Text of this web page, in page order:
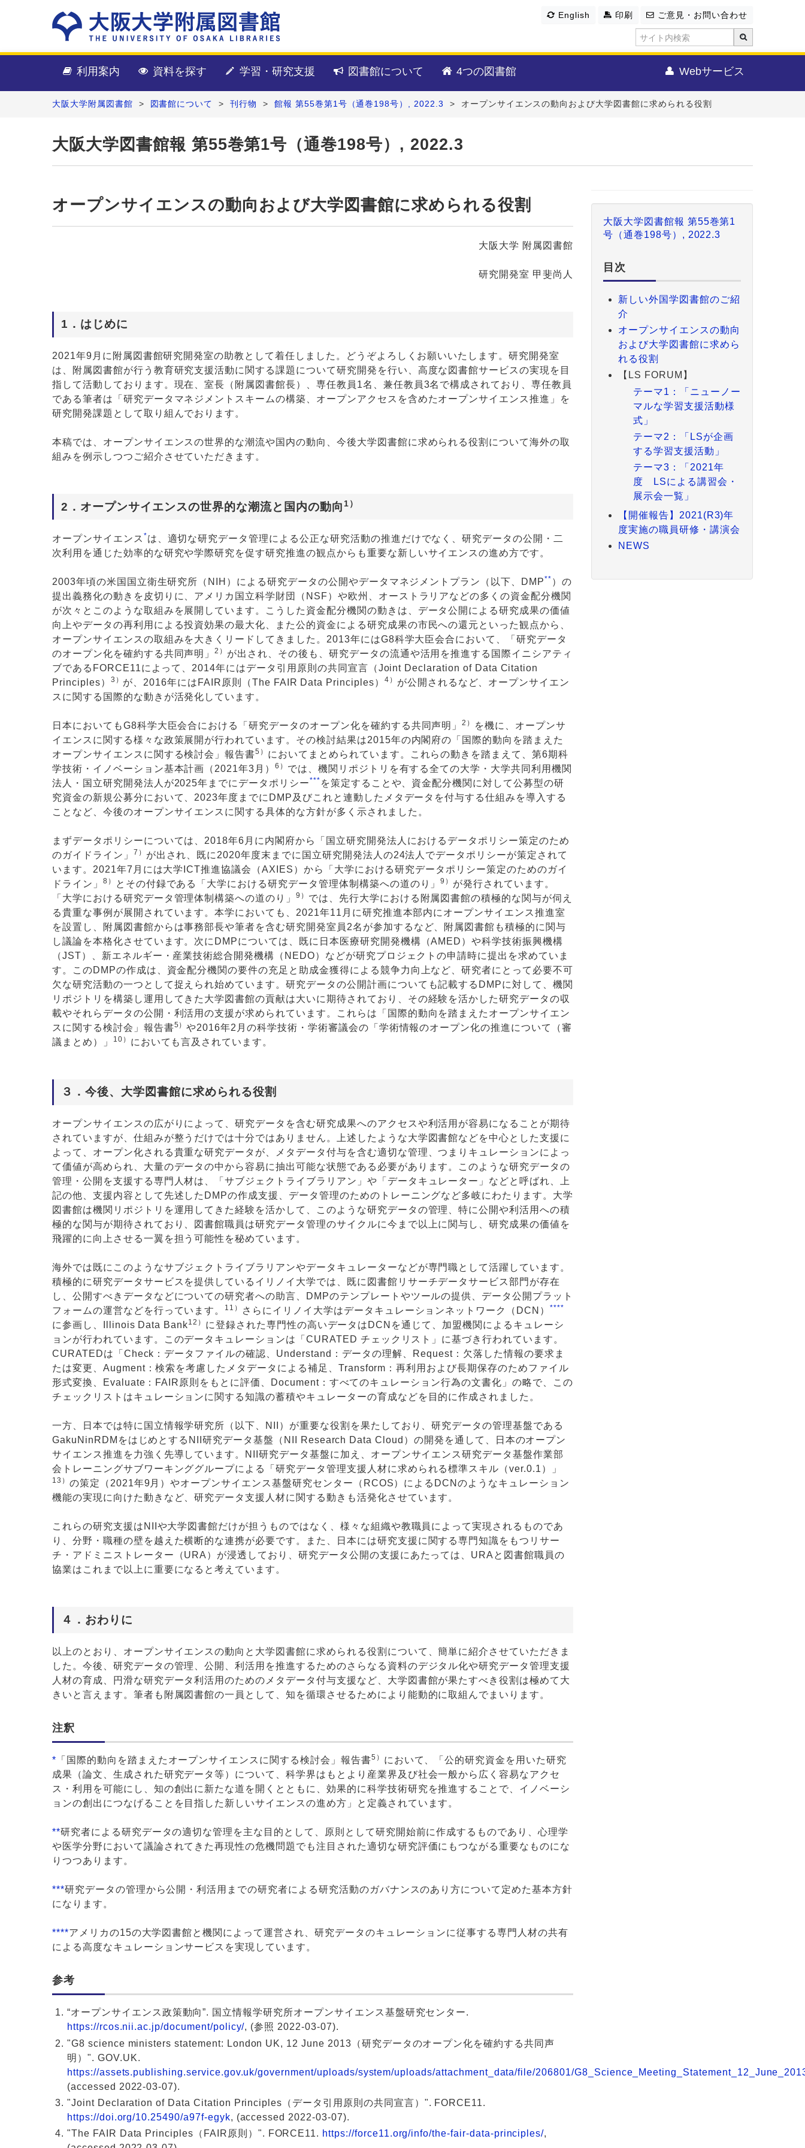
English 印刷 ご意見・お問い合わせ
利用案内 資料を探す 学習・研究支援 図書館について 4つの図書館 Webサービス
大阪大学附属図書館 > 図書館について > 刊行物 > 館報 第55巻第1号（通巻198号）, 2022.3 > オープンサイエンスの動向および大学図書館に求められる役割
大阪大学図書館報 第55巻第1号（通巻198号）, 2022.3
オープンサイエンスの動向および大学図書館に求められる役割
大阪大学 附属図書館
研究開発室 甲斐尚人
1．はじめに
2021年9月に附属図書館研究開発室の助教として着任しました。どうぞよろしくお願いいたします。研究開発室
は、附属図書館が行う教育研究支援活動に関する課題について研究開発を行い、高度な図書館サービスの実現を目
指して活動しております。現在、室長（附属図書館長）、専任教員1名、兼任教員3名で構成されており、専任教員
である筆者は「研究データマネジメントスキームの構築、オープンアクセスを含めたオープンサイエンス推進」を
研究開発課題として取り組んでおります。
本稿では、オープンサイエンスの世界的な潮流や国内の動向、今後大学図書館に求められる役割について海外の取
組みを例示しつつご紹介させていただきます。
2．オープンサイエンスの世界的な潮流と国内の動向 1）
オープンサイエンス *は、適切な研究データ管理による公正な研究活動の推進だけでなく、研究データの公開・二
次利用を通じた効率的な研究や学際研究を促す研究推進の観点からも重要な新しいサイエンスの進め方です。
2003年頃の米国国立衛生研究所（NIH）による研究データの公開やデータマネジメントプラン（以下、DMP** ）の
提出義務化の動きを皮切りに、アメリカ国立科学財団（NSF）や欧州、オーストラリアなどの多くの資金配分機関
が次々とこのような取組みを展開しています。こうした資金配分機関の動きは、データ公開による研究成果の価値
向上やデータの再利用による投資効果の最大化、また公的資金による研究成果の市民への還元といった観点から、
オープンサイエンスの取組みを大きくリードしてきました。2013年にはG8科学⼤⾂会合において、「研究データ
のオープン化を確約する共同声明」2） が出され、その後も、研究データの流通や活用を推進する国際イニシアティ
ブであるFORCE11によって、2014年にはデータ引用原則の共同宣言（Joint Declaration of Data Citation
Principles）
3） が、2016年にはFAIR原則（The FAIR Data Principles） 4） が公開されるなど、オープンサイエン
スに関する国際的な動きが活発化しています。
日本においてもG8科学⼤⾂会合における「研究データのオープン化を確約する共同声明」2）
を機に、オープンサ
イエンスに関する様々な政策展開が行われています。その検討結果は2015年の内閣府の「国際的動向を踏まえた
オープンサイエンスに関する検討会」報告書5） においてまとめられています。これらの動きを踏まえて、第6期科
学技術・イノベーション基本計画（2021年3月）6） では、機関リポジトリを有する全ての⼤学・⼤学共同利⽤機関
法⼈・国⽴研究開発法⼈が2025年までにデータポリシー*** を策定することや、資金配分機関に対して公募型の研
究資金の新規公募分において、2023年度までにDMP及びこれと連動したメタデータを付与する仕組みを導⼊する
ことなど、今後のオープンサイエンスに関する具体的な方針が多く示されました。
まずデータポリシーについては、2018年6月に内閣府から「国立研究開発法人におけるデータポリシー策定のため
のガイドライン」
7） が出され、既に2020年度末までに国立研究開発法人の24法人でデータポリシーが策定されて
います。2021年7月には大学ICT推進協議会（AXIES）から「大学における研究データポリシー策定のためのガイ
ドライン」
8） とその付録である「大学における研究データ管理体制構築への道のり」9） が発行されています。
「大学における研究データ管理体制構築への道のり」9） では、先行大学における附属図書館の積極的な関与が伺え
る貴重な事例が展開されています。本学においても、2021年11月に研究推進本部内にオープンサイエンス推進室
を設置し、附属図書館からは事務部長や筆者を含む研究開発室員2名が参加するなど、附属図書館も積極的に関与
し議論を本格化させています。次にDMPについては、既に日本医療研究開発機構（AMED）や科学技術振興機構
（JST）、新エネルギー・産業技術総合開発機構（NEDO）などが研究プロジェクトの申請時に提出を求めていま
す。このDMPの作成は、資金配分機関の要件の充足と助成金獲得による競争力向上など、研究者にとって必要不可
欠な研究活動の一つとして捉えられ始めています。研究データの公開計画についても記載するDMPに対して、機関
リポジトリを構築し運用してきた大学図書館の貢献は大いに期待されており、その経験を活かした研究データの収
載やそれらデータの公開・利活用の支援が求められています。これらは「国際的動向を踏まえたオープンサイエン
スに関する検討会」報告書5） や2016年2月の科学技術・学術審議会の「学術情報のオープン化の推進について（審
議まとめ）」
10） においても言及されています。
３．今後、大学図書館に求められる役割
オープンサイエンスの広がりによって、研究データを含む研究成果へのアクセスや利活用が容易になることが期待
されていますが、仕組みが整うだけでは十分ではありません。上述したような大学図書館などを中心とした支援に
よって、オープン化される貴重な研究データが、メタデータ付与を含む適切な管理、つまりキュレーションによっ
て価値が高められ、大量のデータの中から容易に抽出可能な状態である必要があります。このような研究データの
管理・公開を支援する専門人材は、「サブジェクトライブラリアン」や「データキュレーター」などと呼ばれ、上
記の他、支援内容として先述したDMPの作成支援、データ管理のためのトレーニングなど多岐にわたります。大学
図書館は機関リポジトリを運用してきた経験を活かして、このような研究データの管理、特に公開や利活用への積
極的な関与が期待されており、図書館職員は研究データ管理のサイクルに今まで以上に関与し、研究成果の価値を
飛躍的に向上させる一翼を担う可能性を秘めています。
海外では既にこのようなサブジェクトライブラリアンやデータキュレーターなどが専門職として活躍しています。
積極的に研究データサービスを提供しているイリノイ大学では、既に図書館リサーチデータサービス部門が存在
し、公開すべきデータなどについての研究者への助言、DMPのテンプレートやツールの提供、データ公開プラット
フォームの運営などを行っています。
11） さらにイリノイ大学はデータキュレーションネットワーク（DCN） ****
に参画し、Illinois Data Bank12） に登録された専門性の高いデータはDCNを通じて、加盟機関によるキュレーシ
ョンが行われています。このデータキュレーションは「CURATED チェックリスト」に基づき行われています。
CURATEDは「Check：データファイルの確認、Understand：データの理解、Request：欠落した情報の要求ま
たは変更、Augment：検索を考慮したメタデータによる補足、Transform：再利用および長期保存のためファイル
形式変換、Evaluate：FAIR原則をもとに評価、Document：すべてのキュレーション行為の文書化」の略で、この
チェックリストはキュレーションに関する知識の蓄積やキュレーターの育成などを目的に作成されました。
一方、日本では特に国立情報学研究所（以下、NII）が重要な役割を果たしており、研究データの管理基盤である
GakuNinRDMをはじめとするNII研究データ基盤（NII Research Data Cloud）の開発を通して、日本のオープン
サイエンス推進を力強く先導しています。NII研究データ基盤に加え、オープンサイエンス研究データ基盤作業部
会トレーニングサブワーキンググループによる「研究データ管理支援人材に求められる標準スキル（ver.0.1）」
13） の策定（2021年9月）やオープンサイエンス基盤研究センター（RCOS）によるDCNのようなキュレーション
機能の実現に向けた動きなど、研究データ支援人材に関する動きも活発化させています。
これらの研究支援はNIIや大学図書館だけが担うものではなく、様々な組織や教職員によって実現されるものであ
り、分野・職種の壁を越えた横断的な連携が必要です。また、日本には研究支援に関する専門知識をもつリサー
チ・アドミニストレーター（URA）が浸透しており、研究データ公開の支援にあたっては、URAと図書館職員の
協業はこれまで以上に重要になると考えています。
４．おわりに
以上のとおり、オープンサイエンスの動向と大学図書館に求められる役割について、簡単に紹介させていただきま
した。今後、研究データの管理、公開、利活用を推進するためのさらなる資料のデジタル化や研究データ管理支援
人材の育成、円滑な研究データ利活用のためのメタデータ付与支援など、大学図書館が果たすべき役割は極めて大
きいと言えます。筆者も附属図書館の一員として、知を循環させるためにより能動的に取組んでまいります。
注釈
* 「国際的動向を踏まえたオープンサイエンスに関する検討会」報告書5） において、「公的研究資金を用いた研究
成果（論文、生成された研究データ等）について、科学界はもとより産業界及び社会一般から広く容易なアクセ
ス・利用を可能にし、知の創出に新たな道を開くとともに、効果的に科学技術研究を推進することで、イノベーシ
ョンの創出につなげることを目指した新しいサイエンスの進め方」と定義されています。
**研究者による研究データの適切な管理を主な目的として、原則として研究開始前に作成するものであり、心理学
や医学分野において議論されてきた再現性の危機問題でも注目された適切な研究評価にもつながる重要なものにな
りつつあります。
***研究データの管理から公開・利活用までの研究者による研究活動のガバナンスのあり方について定めた基本方針
になります。
****アメリカの15の大学図書館と機関によって運営され、研究データのキュレーションに従事する専門人材の共有
による高度なキュレーションサービスを実現しています。
参考
“オープンサイエンス政策動向”. 国立情報学研究所オープンサイエンス基盤研究センター.
https://rcos.nii.ac.jp/document/policy/, (参照 2022-03-07).
"G8 science ministers statement: London UK, 12 June 2013（研究データのオープン化を確約する共同声
明）". GOV.UK.
https://assets.publishing.service.gov.uk/government/uploads/system/uploads/attachment_data/file/206801/
(accessed 2022-03-07).
"Joint Declaration of Data Citation Principles（データ引用原則の共同宣言）". FORCE11.
https://doi.org/10.25490/a97f-egyk, (accessed 2022-03-07).
"The FAIR Data Principles（FAIR原則）". FORCE11. https://force11.org/info/the-fair-data-principles/,
大阪大学図書館報 第55巻第1
号（通巻198号）, 2022.3
目次
新しい外国学図書館のご紹
介
オープンサイエンスの動向
および大学図書館に求めら
れる役割
【LS FORUM】
テーマ1：「ニューノー
マルな学習支援活動様
式」
テーマ2：「LSが企画
する学習支援活動」
テーマ3：「2021年
度 LSによる講習会・
展示会一覧」
【開催報告】2021(R3)年
度実施の職員研修・講演会
NEWS